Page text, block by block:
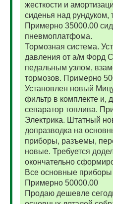
жесткости и
сиденья над рундуком,
Примерно 35000.00
пневмоплатфома.
Тормозная система.
давления от а/м Форд
педальным узлом,
тормозов. Примерно
Установлен новый
фильтр в комплекте и,
сепаратор топлива.
Электрика. Штатный
допразводка на
приборы, разъемы,
новые. Требуется
окончательно
Все основные
Примерно 50000.00
Продаю дешевле